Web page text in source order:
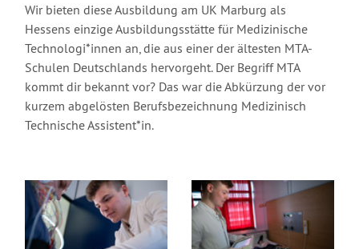
Wir bieten diese Ausbildung am UK Marburg als
Hessens einzige Ausbildungsstätte für Medizinische
Technologi*innen an, die aus einer der ältesten MTA-
Schulen Deutschlands hervorgeht. Der Begriff MTA
kommt dir bekannt vor? Das war die Abkürzung der vor
kurzem abgelösten Berufsbezeichnung Medizinisch
Technische Assistent*in.